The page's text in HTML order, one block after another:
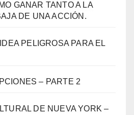
GANAR TANTO A LA
DE UNA ACCIÓN.
PELIGROSA PARA EL
– PARTE 2
DE NUEVA YORK –